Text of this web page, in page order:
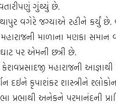
ગુંથ્યું છે.
જગ્યાએ રહીને કર્યું છે.
માળાના મણકા
પર એમની છત્રી છે.
મહારાજની આજ્ઞાથી
દઈને કૃપાશંકર શાસ્ત્રીને
પ્રભાથી અનેકને પરમાનંદની